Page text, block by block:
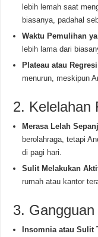
lebih lemah saat
biasanya, padahal
Waktu Pemulihan
lebih lama dari
Plateau atau
menurun, meskipun
2. Kelelahan
Merasa Lelah
berolahraga, tetapi
di pagi hari.
Sulit Melakukan
rumah atau kantor
3. Gangguan
Insomnia atau Sulit